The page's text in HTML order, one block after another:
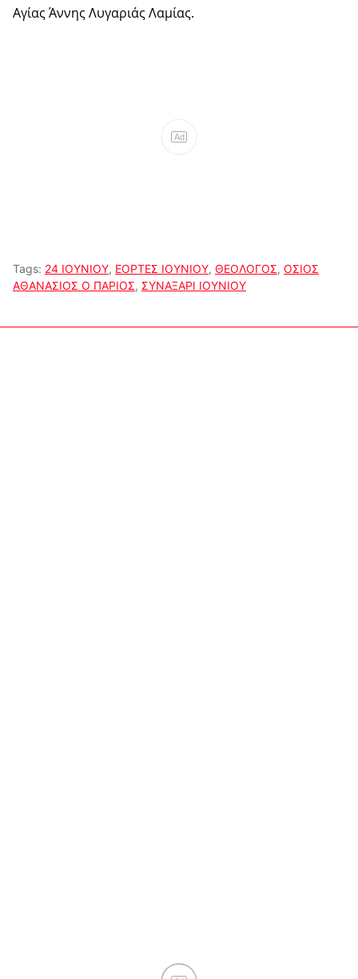
Αγίας Άννης Λυγαριάς Λαμίας.
Ad
Tags: 24 ΙΟΥΝΙΟΥ, ΕΟΡΤΕΣ ΙΟΥΝΙΟΥ, ΘΕΟΛΟΓΟΣ, ΟΣΙΟΣ
ΑΘΑΝΑΣΙΟΣ Ο ΠΑΡΙΟΣ, ΣΥΝΑΞΑΡΙ ΙΟΥΝΙΟΥ